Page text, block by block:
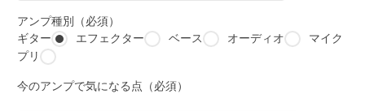
アンプ種別（必須）
ギター
エフェクター ベース オーディオ
マイク
プリ
今のアンプで気になる点（必須）